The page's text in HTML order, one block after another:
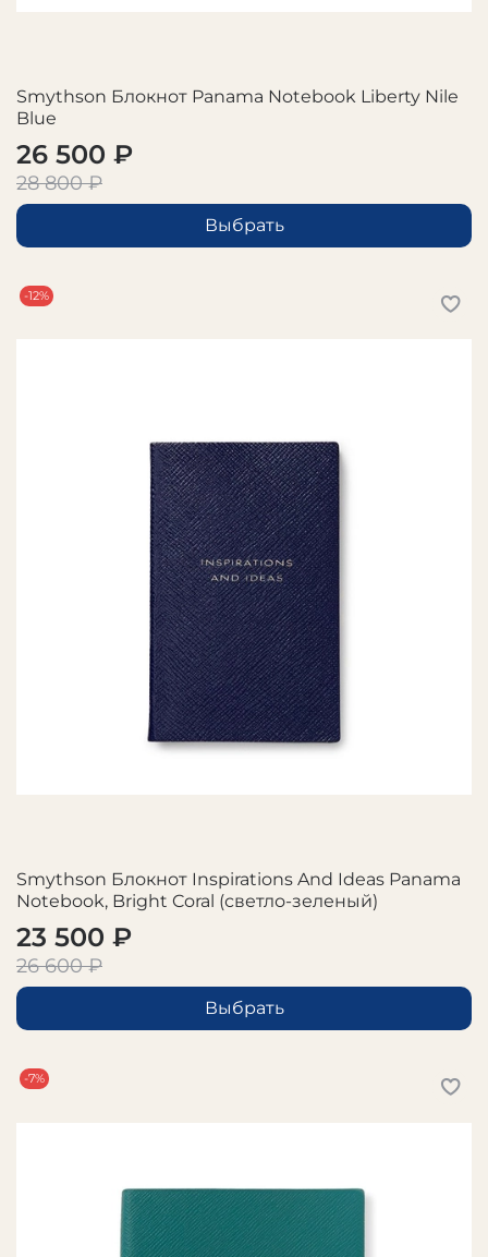
Smythson Блокнот Panama Notebook Liberty Nile
Blue
26 500 ₽
28 800 ₽
Выбрать
-12%
Smythson Блокнот Inspirations And Ideas Panama
Notebook, Bright Coral (светло-зеленый)
23 500 ₽
26 600 ₽
Выбрать
-7%